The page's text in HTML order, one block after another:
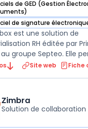
de GED (Gestion
dans cette
de signature
dans cette
est une solution de
RH éditée par
groupe Septeo. Elle
les bulletins de paie
accède à ses
espace personnel
Site web Fiche
Zimbra
Solution de